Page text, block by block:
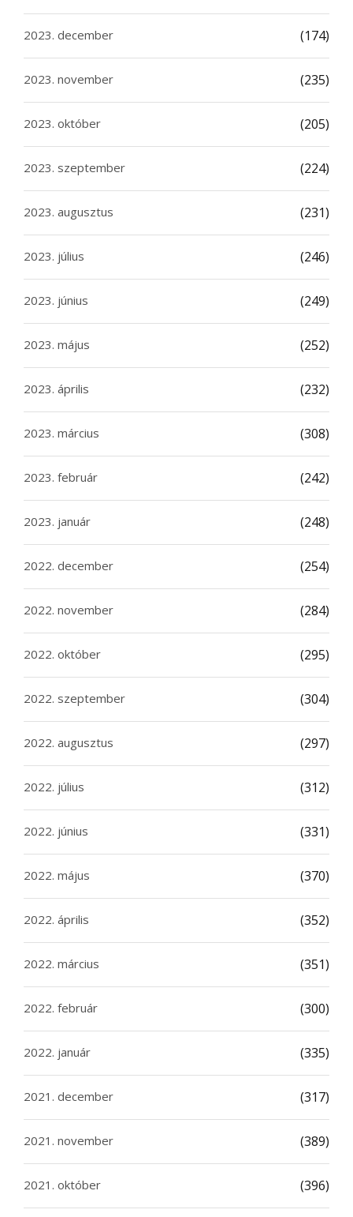
2023. december (174)
2023. november (235)
2023. október (205)
2023. szeptember (224)
2023. augusztus (231)
2023. július (246)
2023. június (249)
2023. május (252)
2023. április (232)
2023. március (308)
2023. február (242)
2023. január (248)
2022. december (254)
2022. november (284)
2022. október (295)
2022. szeptember (304)
2022. augusztus (297)
2022. július (312)
2022. június (331)
2022. május (370)
2022. április (352)
2022. március (351)
2022. február (300)
2022. január (335)
2021. december (317)
2021. november (389)
2021. október (396)